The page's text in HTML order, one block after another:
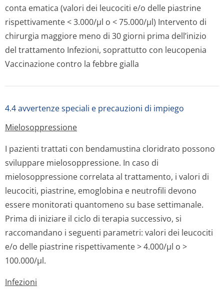
conta ematica (valori dei leucociti e/o delle piastrine
rispettivamente < 3.000/µl o < 75.000/µl) Intervento di
chirurgia maggiore meno di 30 giorni prima dell’inizio
del trattamento Infezioni, soprattutto con leucopenia
Vaccinazione contro la febbre gialla
4.4 avvertenze speciali e precauzioni di impiego
Mielosoppressione
I pazienti trattati con bendamustina cloridrato possono
sviluppare mielosoppressione. In caso di
mielosoppressione correlata al trattamento, i valori di
leucociti, piastrine, emoglobina e neutrofili devono
essere monitorati quantomeno su base settimanale.
Prima di iniziare il ciclo di terapia successivo, si
raccomandano i seguenti parametri: valori dei leucociti
e/o delle piastrine rispettivamente > 4.000/µl o >
100.000/µl.
Infezioni